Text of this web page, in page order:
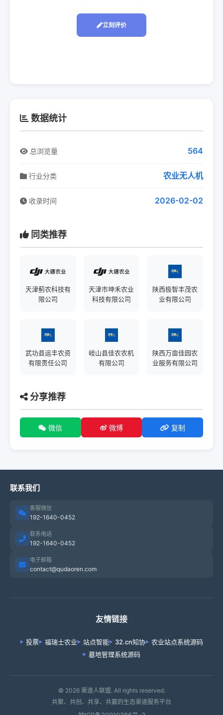
立刻评价
数据统计
总浏览量 564
行业分类 农业无人机
收录时间 2026-02-02
同类推荐
天津蓟农科技有
限公司
天津市坤禾农业
科技有限公司
陕西极智丰茂农
业有限公司
武功县运丰农资
有限责任公司
岐山县佳农农机
有限公司
陕西万亩佳园农
业服务有限公司
分享推荐
微信 微博 复制
联系我们
客服微信
192-1640-0452
联系电话
192-1640-0452
电子邮箱
contact@qudaoren.com
友情链接
投票 福瑞士农业 站点智能 32.cn知协
农业站点系统源码
墓地管理系统源码
© 2026 渠道人联盟. All rights reserved.
共聚、共创、共享、共赢的生态渠道服务平台